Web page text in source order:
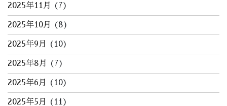
2025年11月 (7)
2025年10月 (8)
2025年9月 (10)
2025年8月 (7)
2025年6月 (10)
2025年5月 (11)